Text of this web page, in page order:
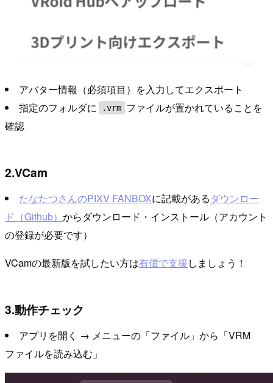
アバター情報（必須項目）を入力してエクスポート
指定のフォルダに
.vrm ファイルが置かれていることを
確認
2.VCam
たなたつさんのPIXV FANBOXに記載があるダウンロー
ド（Github） からダウンロード・インストール（アカウント
の登録が必要です）
VCamの最新版を試したい方は有償で支援しましょう！
3.動作チェック
アプリを開く → メニューの「ファイル」から「VRM
ファイルを読み込む」